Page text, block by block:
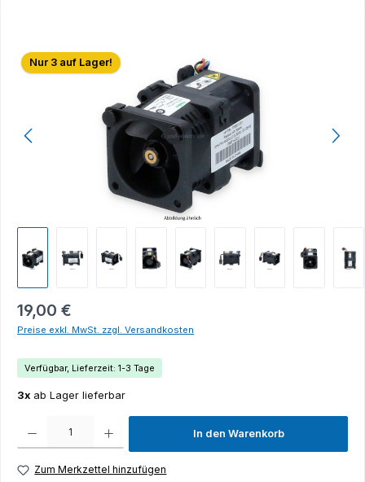
Bildergalerie überspringen
Nur 3 auf Lager!
19,00 €
Preise exkl. MwSt. zzgl. Versandkosten
Verfügbar, Lieferzeit: 1-3 Tage
3x ab Lager lieferbar
In den Warenkorb
Zum Merkzettel hinzufügen